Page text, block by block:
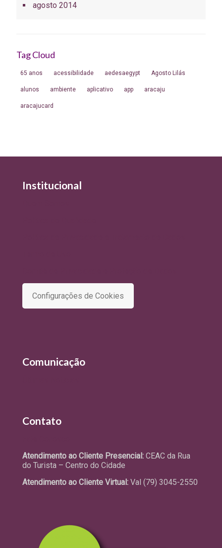
agosto 2014
Tag Cloud
65 anos acessibilidade aedesaegypt Agosto Lilás
alunos ambiente aplicativo app aracaju
aracajucard
Institucional
Configurações de Cookies
Comunicação
Contato
Atendimento ao Cliente Presencial: CEAC da Rua
do Turista – Centro do Cidade
Atendimento ao Cliente Virtual: Val (79) 3045-2550